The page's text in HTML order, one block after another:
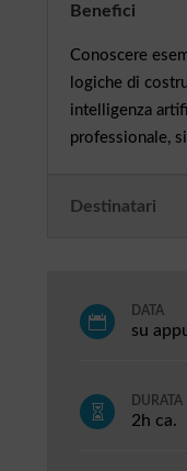
Benefici
Conoscere
logiche di
intelligenza
professionale,
Destinatari

DATA
su

DURATA
2h ca.